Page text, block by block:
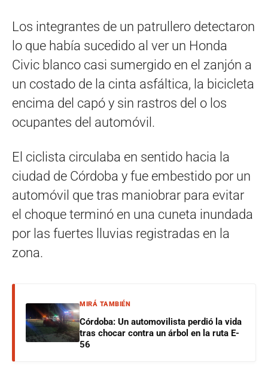
Los integrantes de un patrullero detectaron
lo que había sucedido al ver un Honda
Civic blanco casi sumergido en el zanjón a
un costado de la cinta asfáltica, la bicicleta
encima del capó y sin rastros del o los
ocupantes del automóvil.
El ciclista circulaba en sentido hacia la
ciudad de Córdoba y fue embestido por un
automóvil que tras maniobrar para evitar
el choque terminó en una cuneta inundada
por las fuertes lluvias registradas en la
zona.
MIRÁ TAMBIÉN
Córdoba: Un automovilista perdió la vida
tras chocar contra un árbol en la ruta E-
56